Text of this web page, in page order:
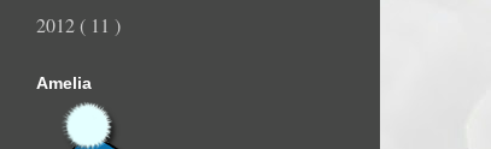
2012 ( 11 )
Amelia